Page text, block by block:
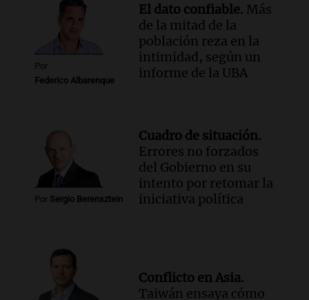
Por
Federico Albarenque
El dato confiable. Más
de la mitad de la
población reza en la
intimidad, según un
informe de la UBA
Por Sergio Berensztein
Cuadro de situación.
Errores no forzados
del Gobierno en su
intento por retomar la
iniciativa política
Conflicto en Asia.
Taiwán ensaya cómo